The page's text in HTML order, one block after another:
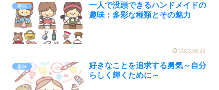
趣味
一人で没頭できるハンドメイドの
趣味：多彩な種類とその魅力
2023.08.22
趣味
好きなことを追求する勇気～自分
らしく輝くために～